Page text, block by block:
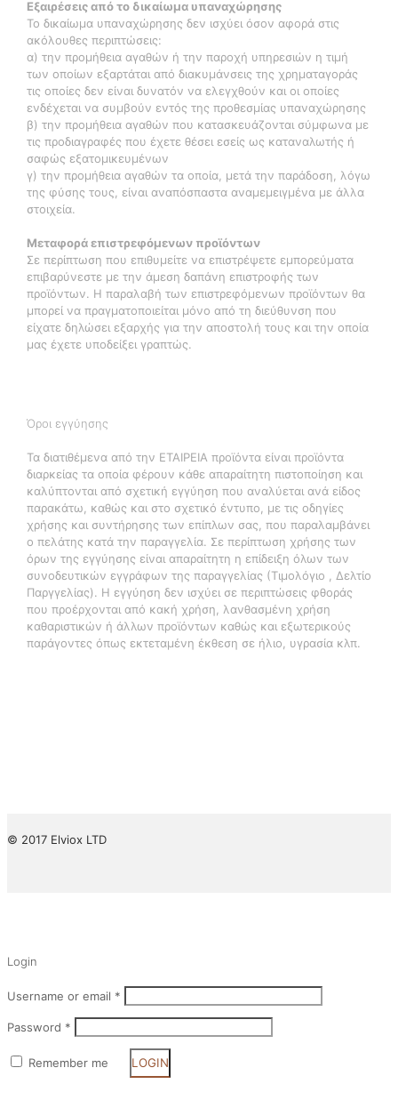
Εξαιρέσεις από το δικαίωμα υπαναχώρησης
Το δικαίωμα υπαναχώρησης δεν ισχύει όσον αφορά στις
ακόλουθες περιπτώσεις:
α) την προμήθεια αγαθών ή την παροχή υπηρεσιών η τιμή
των οποίων εξαρτάται από διακυμάνσεις της χρηματαγοράς
τις οποίες δεν είναι δυνατόν να ελεγχθούν και οι οποίες
ενδέχεται να συμβούν εντός της προθεσμίας υπαναχώρησης
β) την προμήθεια αγαθών που κατασκευάζονται σύμφωνα με
τις προδιαγραφές που έχετε θέσει εσείς ως καταναλωτής ή
σαφώς εξατομικευμένων
γ) την προμήθεια αγαθών τα οποία, μετά την παράδοση, λόγω
της φύσης τους, είναι αναπόσπαστα αναμεμειγμένα με άλλα
στοιχεία.
Μεταφορά επιστρεφόμενων προϊόντων
Σε περίπτωση που επιθυμείτε να επιστρέψετε εμπορεύματα
επιβαρύνεστε με την άμεση δαπάνη επιστροφής των
προϊόντων. Η παραλαβή των επιστρεφόμενων προϊόντων θα
μπορεί να πραγματοποιείται μόνο από τη διεύθυνση που
είχατε δηλώσει εξαρχής για την αποστολή τους και την οποία
μας έχετε υποδείξει γραπτώς.
Όροι εγγύησης
Τα διατιθέμενα από την ΕΤΑΙΡΕΙΑ προϊόντα είναι προϊόντα
διαρκείας τα οποία φέρουν κάθε απαραίτητη πιστοποίηση και
καλύπτονται από σχετική εγγύηση που αναλύεται ανά είδος
παρακάτω, καθώς και στο σχετικό έντυπο, με τις οδηγίες
χρήσης και συντήρησης των επίπλων σας, που παραλαμβάνει
ο πελάτης κατά την παραγγελία. Σε περίπτωση χρήσης των
όρων της εγγύησης είναι απαραίτητη η επίδειξη όλων των
συνοδευτικών εγγράφων της παραγγελίας (Τιμολόγιο , Δελτίο
Παργγελίας). Η εγγύηση δεν ισχύει σε περιπτώσεις φθοράς
που προέρχονται από κακή χρήση, λανθασμένη χρήση
καθαριστικών ή άλλων προϊόντων καθώς και εξωτερικούς
παράγοντες όπως εκτεταμένη έκθεση σε ήλιο, υγρασία κλπ.
© 2017 Elviox LTD
Login
Username or email *
Password *
Remember me LOGIN